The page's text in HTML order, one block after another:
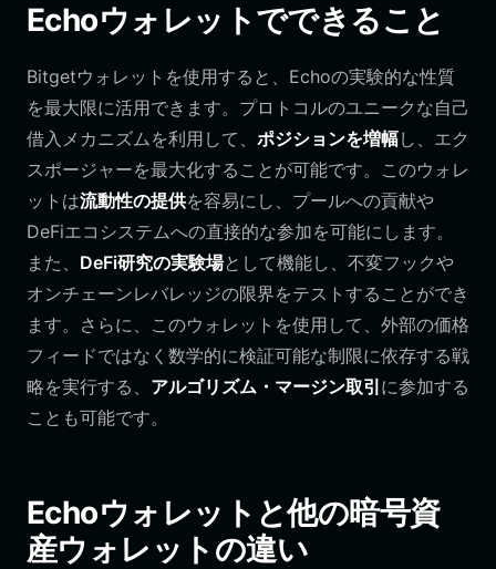
Echoウォレットでできること
Bitgetウォレットを使用すると、Echoの実験的な性質
を最大限に活用できます。プロトコルのユニークな自己
借入メカニズムを利用して、 ポジションを増幅し、エク
スポージャーを最大化することが可能です。このウォレ
ットは流動性の提供を容易にし、プールへの貢献や
DeFiエコシステムへの直接的な参加を可能にします。
また、 DeFi研究の実験場として機能し、不変フックや
オンチェーンレバレッジの限界をテストすることができ
ます。さらに、このウォレットを使用して、外部の価格
フィードではなく数学的に検証可能な制限に依存する戦
略を実行する、 アルゴリズム・マージン取引 に参加する
ことも可能です。
Echoウォレットと他の暗号資
産ウォレットの違い